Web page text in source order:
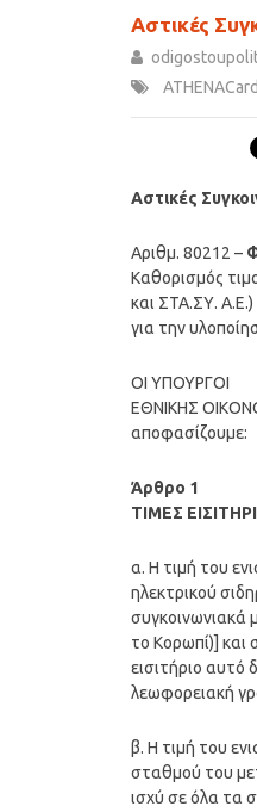
Αστικές
ATHENACard
Αστικές
Αριθμ. 80212 –
Καθορισμός
και ΣΤΑ.ΣΥ. Α.Ε.)
για την
ΟΙ ΥΠΟΥΡΓΟΙ
ΕΘΝΙΚΗΣ
αποφασίζουμε:
Άρθρο 1
ΤΙΜΕΣ
α. Η τιμή του
ηλεκτρικού
συγκοινωνιακά
το Κορωπί)] και
εισιτήριο αυτό
λεωφορειακή
β. Η τιμή του
σταθμού του
ισχύ σε όλα τα